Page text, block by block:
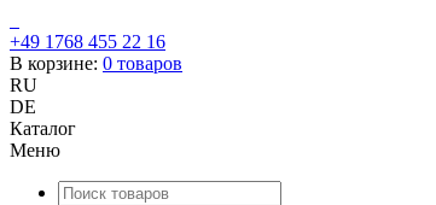
+49 1768 455 22 16
В корзине: 0 товаров
RU
DE
Каталог
Меню